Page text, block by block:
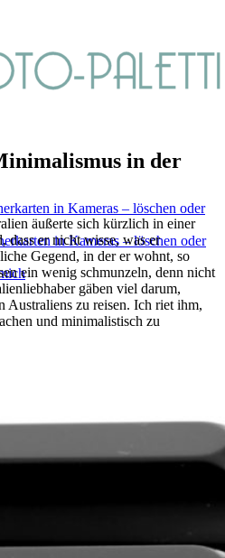
in der
äußerte sich kürzlich in einer
dass er nicht wisse, was er
Gegend, in der er wohnt, so
ein wenig schmunzeln, denn nicht
gäben viel darum,
Australiens zu reisen. Ich riet ihm,
und minimalistisch zu
in Kameras – löschen oder
in Kameras – löschen oder